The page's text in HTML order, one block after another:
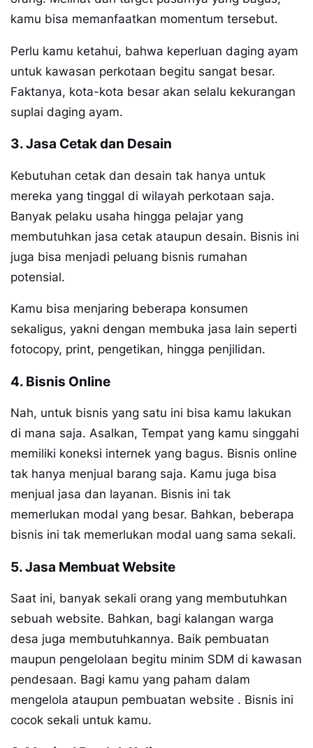
kamu bisa memanfaatkan momentum tersebut.
Perlu kamu ketahui, bahwa keperluan daging ayam
untuk kawasan perkotaan begitu sangat besar.
Faktanya, kota-kota besar akan selalu kekurangan
suplai daging ayam.
3. Jasa Cetak dan Desain
Kebutuhan cetak dan desain tak hanya untuk
mereka yang tinggal di wilayah perkotaan saja.
Banyak pelaku usaha hingga pelajar yang
membutuhkan jasa cetak ataupun desain. Bisnis ini
juga bisa menjadi peluang bisnis rumahan
potensial.
Kamu bisa menjaring beberapa konsumen
sekaligus, yakni dengan membuka jasa lain seperti
fotocopy, print, pengetikan, hingga penjilidan.
4. Bisnis Online
Nah, untuk bisnis yang satu ini bisa kamu lakukan
di mana saja. Asalkan, Tempat yang kamu singgahi
memiliki koneksi internek yang bagus. Bisnis online
tak hanya menjual barang saja. Kamu juga bisa
menjual jasa dan layanan. Bisnis ini tak
memerlukan modal yang besar. Bahkan, beberapa
bisnis ini tak memerlukan modal uang sama sekali.
5. Jasa Membuat Website
Saat ini, banyak sekali orang yang membutuhkan
sebuah website. Bahkan, bagi kalangan warga
desa juga membutuhkannya. Baik pembuatan
maupun pengelolaan begitu minim SDM di kawasan
pendesaan. Bagi kamu yang paham dalam
mengelola ataupun pembuatan website . Bisnis ini
cocok sekali untuk kamu.